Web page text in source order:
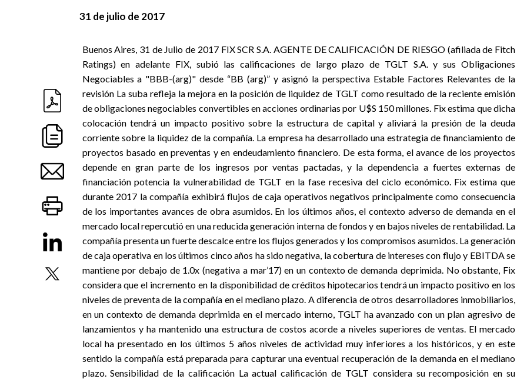
31 de julio de 2017
Buenos Aires, 31 de Julio de 2017 FIX SCR S.A. AGENTE DE CALIFICACIÓN DE RIESGO (afiliada de Fitch
Ratings) en adelante FIX, subió las calificaciones de largo plazo de TGLT S.A. y sus Obligaciones
Negociables a "BBB-(arg)" desde “BB (arg)” y asignó la perspectiva Estable Factores Relevantes de la
revisión La suba refleja la mejora en la posición de liquidez de TGLT como resultado de la reciente emisión
de obligaciones negociables convertibles en acciones ordinarias por U$S 150 millones. Fix estima que dicha
colocación tendrá un impacto positivo sobre la estructura de capital y aliviará la presión de la deuda
corriente sobre la liquidez de la compañía. La empresa ha desarrollado una estrategia de financiamiento de
proyectos basado en preventas y en endeudamiento financiero. De esta forma, el avance de los proyectos
depende en gran parte de los ingresos por ventas pactadas, y la dependencia a fuertes externas de
financiación potencia la vulnerabilidad de TGLT en la fase recesiva del ciclo económico. Fix estima que
durante 2017 la compañía exhibirá flujos de caja operativos negativos principalmente como consecuencia
de los importantes avances de obra asumidos. En los últimos años, el contexto adverso de demanda en el
mercado local repercutió en una reducida generación interna de fondos y en bajos niveles de rentabilidad. La
compañía presenta un fuerte descalce entre los flujos generados y los compromisos asumidos. La generación
de caja operativa en los últimos cinco años ha sido negativa, la cobertura de intereses con flujo y EBITDA se
mantiene por debajo de 1.0x (negativa a mar’17) en un contexto de demanda deprimida. No obstante, Fix
considera que el incremento en la disponibilidad de créditos hipotecarios tendrá un impacto positivo en los
niveles de preventa de la compañía en el mediano plazo. A diferencia de otros desarrolladores inmobiliarios,
en un contexto de demanda deprimida en el mercado interno, TGLT ha avanzado con un plan agresivo de
lanzamientos y ha mantenido una estructura de costos acorde a niveles superiores de ventas. El mercado
local ha presentado en los últimos 5 años niveles de actividad muy inferiores a los históricos, y en este
sentido la compañía está preparada para capturar una eventual recuperación de la demanda en el mediano
plazo. Sensibilidad de la calificación La actual calificación de TGLT considera su recomposición en su